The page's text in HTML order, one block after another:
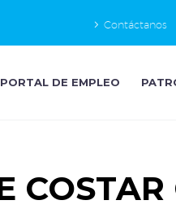
Contáctanos
PORTAL DE EMPLEO
COSTAR